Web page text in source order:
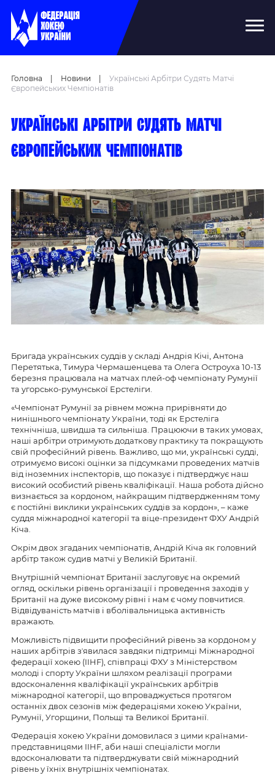
Головна Новини
Українські Арбітри Судять Матчі
Європейських Чемпіонатів
Українські арбітри судять матчі
європейських чемпіонатів
Бригада українських суддів у складі Андрія Кічі, Антона
Перетятька, Тимура Чермашенцева та Олега Остроуха 10-13
березня працювала на матчах плей-оф чемпіонату Румунії
та угорсько-румунської Ерстеліги.
«Чемпіонат Румунії за рівнем можна прирівняти до
нинішнього чемпіонату України, тоді як Ерстеліга
технічніша, швидша та сильніша. Працюючи в таких умовах,
наші арбітри отримують додаткову практику та покращують
свій професійний рівень. Важливо, що ми, українські судді,
отримуємо високі оцінки за підсумками проведених матчів
від іноземних інспекторів, що показує і підтверджує наш
високий особистий рівень кваліфікації. Наша робота дійсно
визнається за кордоном, найкращим підтвердженням тому
є постійні виклики українських суддів за кордон», – каже
суддя міжнародної категорії та віце-президент ФХУ Андрій
Кіча.
Окрім двох згаданих чемпіонатів, Андрій Кіча як головний
арбітр також судив матчі у Великій Британії.
Внутрішній чемпіонат Британії заслуговує на окремий
огляд, оскільки рівень організації і проведення заходів у
Британії на дуже високому рівні і нам є чому повчитися.
Відвідуваність матчів і вболівальницька активність
вражають.
Можливість підвищити професійний рівень за кордоном у
наших арбітрів зʼявилася завдяки підтримці Міжнародної
федерації хокею (IIHF), співпраці ФХУ з Міністерством
молоді і спорту України шляхом реалізації програми
вдосконалення кваліфікації українських арбітрів
міжнародної категорії, що впроваджується протягом
останніх двох сезонів між федераціями хокею України,
Румунії, Угорщини, Польщі та Великої Британії.
Федерація хокею України домовилася з цими країнами-
представницями IIHF, аби наші спеціалісти могли
вдосконалювати та підтверджувати свій міжнародний
рівень у їхніх внутрішніх чемпіонатах.